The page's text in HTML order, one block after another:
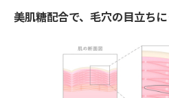
美肌糖配合で、毛穴の目立ち